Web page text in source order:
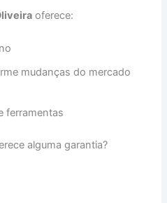
oferece:
mudanças do mercado
ferramentas
alguma garantia?